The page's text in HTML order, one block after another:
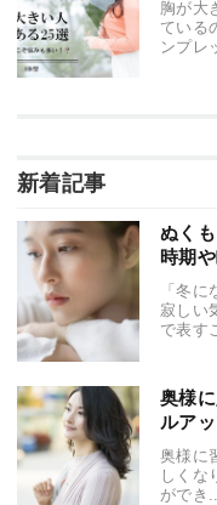
胸が大
ている
ンプレ
新着記事
ぬく
時期
「冬
寂しい
で表す
奥様
ルア
奥様に
しくな
ができ...